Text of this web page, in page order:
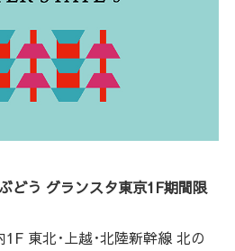
どう グランスタ東京1F期間限
東北･上越･北陸新幹線 北の